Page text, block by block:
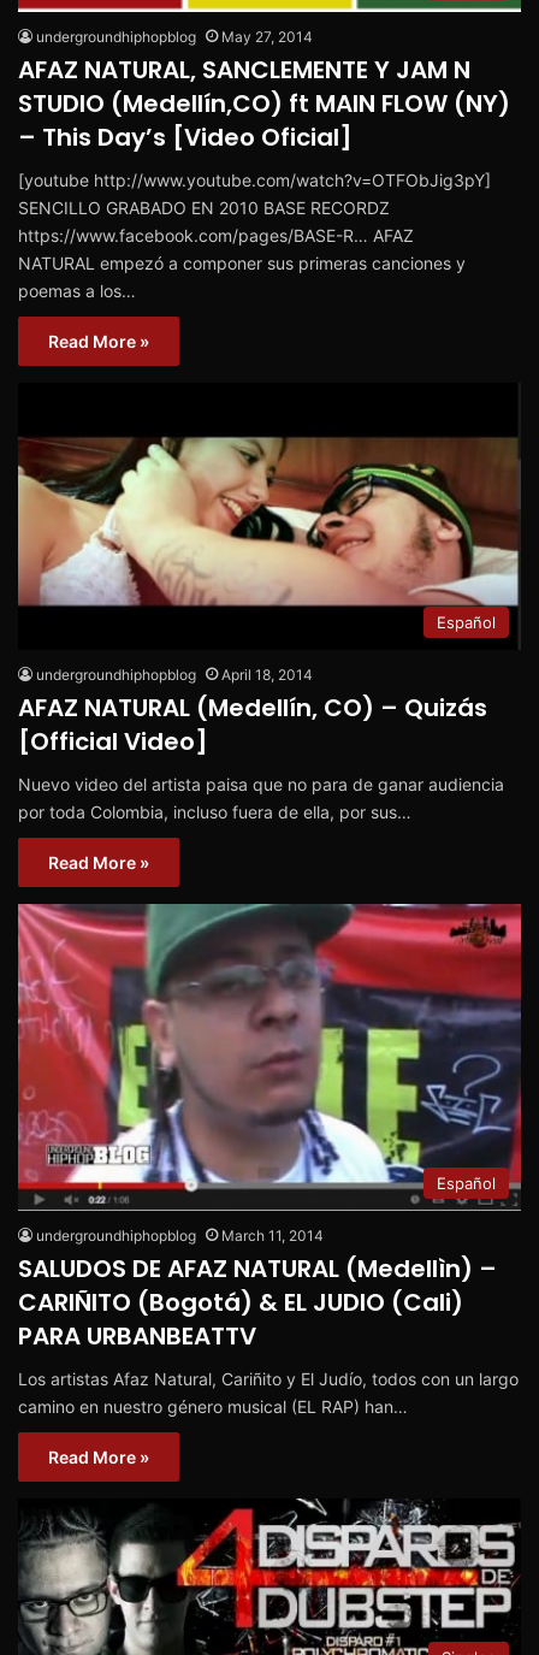
undergroundhiphopblog May 27, 2014
AFAZ NATURAL, SANCLEMENTE Y JAM N
STUDIO (Medellín,CO) ft MAIN FLOW (NY)
– This Day’s [Video Oficial]
[youtube http://www.youtube.com/watch?v=OTFObJig3pY]
SENCILLO GRABADO EN 2010 BASE RECORDZ
https://www.facebook.com/pages/BASE-R… AFAZ
NATURAL empezó a componer sus primeras canciones y
poemas a los…
Read More »
Español
undergroundhiphopblog April 18, 2014
AFAZ NATURAL (Medellín, CO) – Quizás
[Official Video]
Nuevo video del artista paisa que no para de ganar audiencia
por toda Colombia, incluso fuera de ella, por sus…
Read More »
Español
undergroundhiphopblog March 11, 2014
SALUDOS DE AFAZ NATURAL (Medellìn) –
CARIÑITO (Bogotá) & EL JUDIO (Cali)
PARA URBANBEATTV
Los artistas Afaz Natural, Cariñito y El Judío, todos con un largo
camino en nuestro género musical (EL RAP) han…
Read More »